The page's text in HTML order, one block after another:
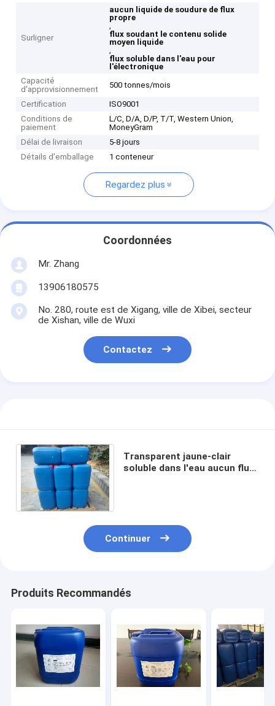
Surligner
aucun liquide de soudure de flux
propre
,
flux soudant le contenu solide
moyen liquide
,
flux soluble dans l'eau pour
l'électronique
Capacité
d'approvisionnement
500 tonnes/mois
Certification
ISO9001
Conditions de
paiement
L/C, D/A, D/P, T/T, Western Union,
MoneyGram
Délai de livraison
5-8 jours
Détails d'emballage
1 conteneur
Regardez plus
Coordonnées
Mr. Zhang
13906180575
No. 280, route est de Xigang, ville de Xibei, secteur
de Xishan, ville de Wuxi
Contactez
Transparent jaune-clair
soluble dans l'eau aucun flux
Continuer
Produits Recommandés